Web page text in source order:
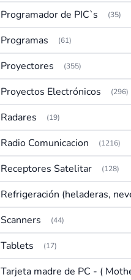
Programador de PIC`s (35)
Programas (61)
Proyectores (355)
Proyectos Electrónicos (296)
Radares (19)
Radio Comunicacion (1216)
Receptores Satelitar (128)
Scanners (44)
Tablets (17)